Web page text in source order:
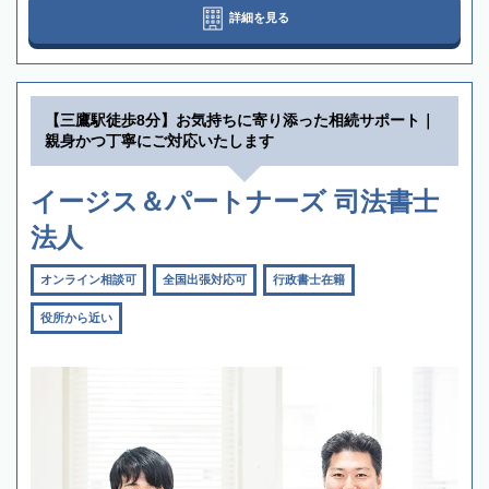
詳細を見る
【三鷹駅徒歩8分】お気持ちに寄り添った相続サポート｜
親身かつ丁寧にご対応いたします
イージス＆パートナーズ 司法書士
法人
オンライン相談可 全国出張対応可 行政書士在籍
役所から近い